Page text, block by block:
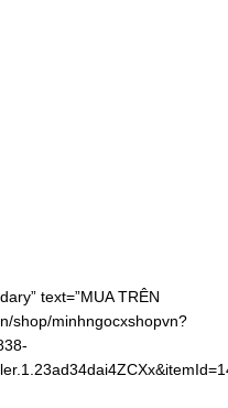
text=”MUA TRÊN
shop/minhngocxshopvn?